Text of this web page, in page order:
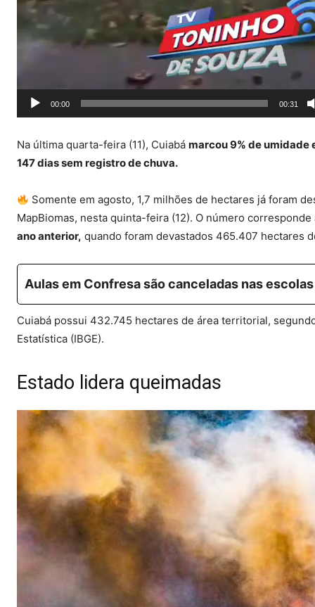
00:00 00:31
Na última quarta-feira (11), Cuiabá marcou 9% de umidade
147 dias sem registro de chuva.
Somente em agosto, 1,7 milhões de hectares já foram
MapBiomas, nesta quinta-feira (12). O número corresponde
ano anterior, quando foram devastados 465.407 hectares
Aulas em Confresa são canceladas nas
Cuiabá possui 432.745 hectares de área territorial,
Estatística (IBGE).
Estado lidera queimadas